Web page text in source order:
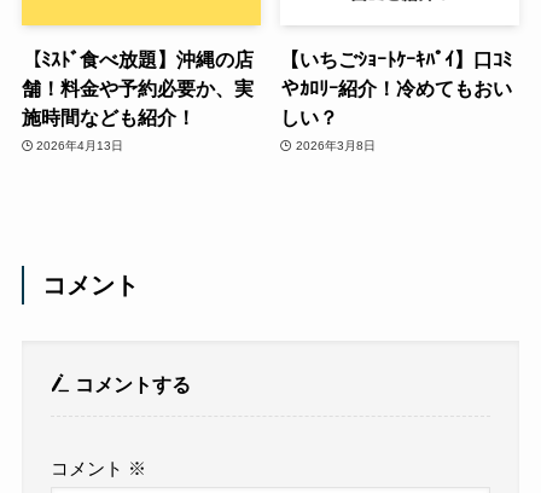
【ﾐｽﾄﾞ食べ放題】沖縄の店
舗！料金や予約必要か、実
施時間なども紹介！
2026年4月13日
【いちごｼｮｰﾄｹｰｷﾊﾟｲ】口ｺﾐ
やｶﾛﾘｰ紹介！冷めてもおい
しい？
2026年3月8日
コメント
コメントする
コメント ※